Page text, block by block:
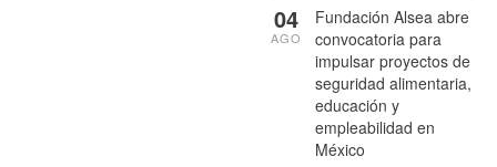
Fundación Alsea abre
convocatoria para
impulsar proyectos de
seguridad alimentaria,
educación y
empleabilidad en
México
04
AGO